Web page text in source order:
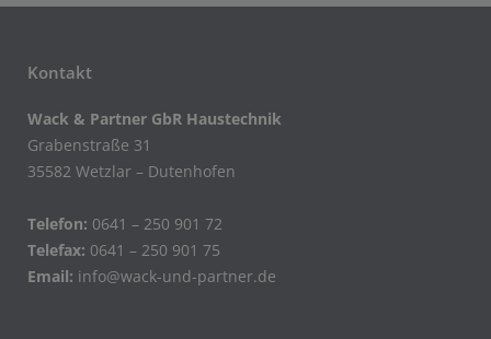
Kontakt
Wack & Partner GbR Haustechnik
Grabenstraße 31
35582 Wetzlar – Dutenhofen
Telefon: 0641 – 250 901 72
Telefax: 0641 – 250 901 75
Email: info@wack-und-partner.de